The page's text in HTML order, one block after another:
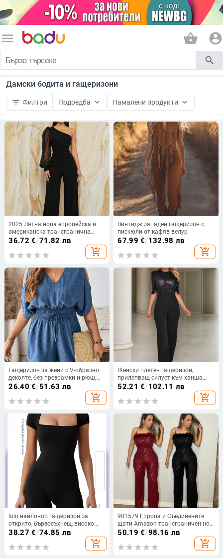
menu shopping_basket account_circle
search
Дамски бодита и гащеризони
filter_list Филтри Подредба keyboard_arrow_down Намалени продукти keyboard_arrow_down
2025 Лятна нова европейска и
американска трансгранична
секси марля, снаждаваща се с
едно рамо, банкетна модна
рокля, гащеризон
36.72 €/71.82 лв
add_shopping_cart
Винтидж западен гащеризон с
пискюли от кафяв велур
67.99 €/132.98 лв
add_shopping_cart
Гащеризон за жени с V-образно
деколте, без презрамки и рюш,
три четвърти ръкави, свободна
кройка панталон, полиестер
26.40 €/51.63 лв
add_shopping_cart
Женски плетен гащеризон,
прилепващ силует към ханша,
средна талия, дълги панталони,
52.21 €/102.11 лв
add_shopping_cart
lulu найлонов гащеризон за
открито, бързосъхнещ, високо
еластичен, дишащ, дамски,
оформящ тялото, спортен йога
гащеризон, летен, трансграничен,
38.27 €/74.85 лв
add_shopping_cart
901579 Европа и Съединените
щати Amazon трансграничен нов
моден секси презрамка вълнен
шиене пайети гащеризон дамско
облекло
50.19 €/98.16 лв
add_shopping_cart